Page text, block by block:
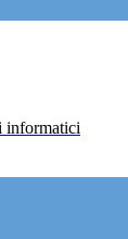
informatici